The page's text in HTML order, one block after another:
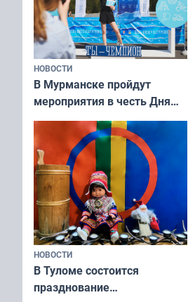
НОВОСТИ
В Мурманске пройдут
мероприятия в честь Дня
физкультурника
НОВОСТИ
В Туломе состоится
празднование